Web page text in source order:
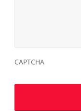
CAPTCHA